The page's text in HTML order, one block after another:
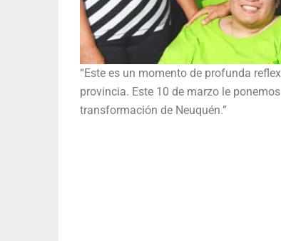
“Este es un momento de profunda
provincia. Este 10 de marzo le
transformación de Neuquén.”